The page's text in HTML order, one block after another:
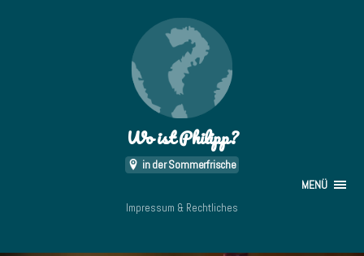
Wo ist Philipp?
in der Sommerfrische
MENÜ
Impressum & Rechtliches